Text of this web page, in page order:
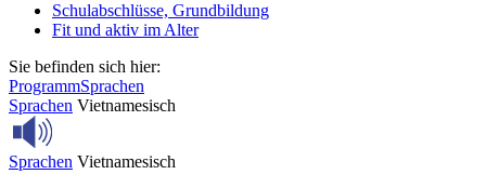
Schulabschlüsse, Grundbildung
Fit und aktiv im Alter
Sie befinden sich hier:
ProgrammSprachen
Sprachen Vietnamesisch
Sprachen Vietnamesisch